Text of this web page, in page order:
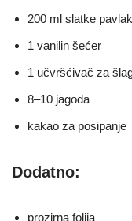
200 ml slatke
1 vanilin šećer
1 učvršćivač za
8–10 jagoda
kakao za posipanje
Dodatno:
prozirna folija